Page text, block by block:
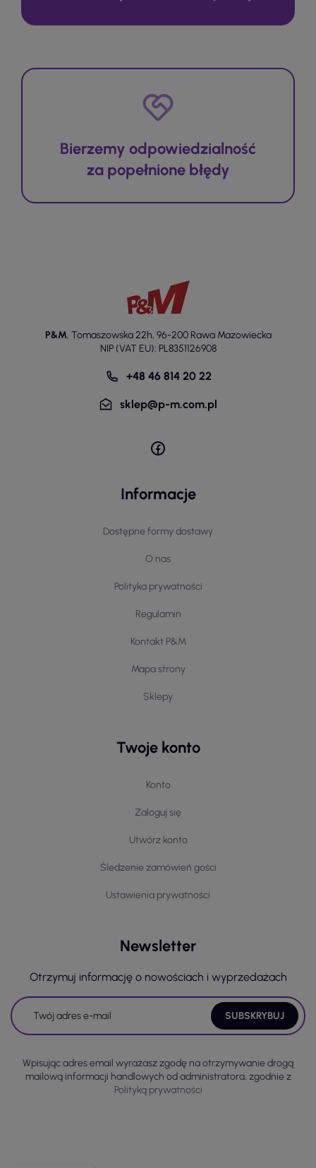
Bierzemy odpowiedzialność
za popełnione błędy
P&M, Tomaszowska 22h, 96-200 Rawa Mazowiecka
NIP (VAT EU): PL8351126908
+48 46 814 20 22
sklep@p-m.com.pl
Informacje
Dostępne formy dostawy
O nas
Polityka prywatności
Regulamin
Kontakt P&M
Mapa strony
Sklepy
Twoje konto
Konto
Zaloguj się
Utwórz konto
Śledzenie zamówień gości
Ustawienia prywatności
Newsletter
Otrzymuj informację o nowościach i wyprzedażach
Wpisując adres email wyrażasz zgodę na otrzymywanie drogą
mailową informacji handlowych od administratora, zgodnie z
Polityką prywatności